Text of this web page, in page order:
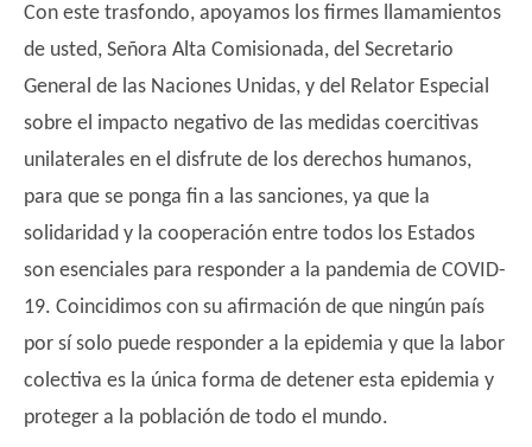
Con este trasfondo, apoyamos los firmes llamamientos
de usted, Señora Alta Comisionada, del Secretario
General de las Naciones Unidas, y del Relator Especial
sobre el impacto negativo de las medidas coercitivas
unilaterales en el disfrute de los derechos humanos,
para que se ponga fin a las sanciones, ya que la
solidaridad y la cooperación entre todos los Estados
son esenciales para responder a la pandemia de COVID-
19. Coincidimos con su afirmación de que ningún país
por sí solo puede responder a la epidemia y que la labor
colectiva es la única forma de detener esta epidemia y
proteger a la población de todo el mundo.